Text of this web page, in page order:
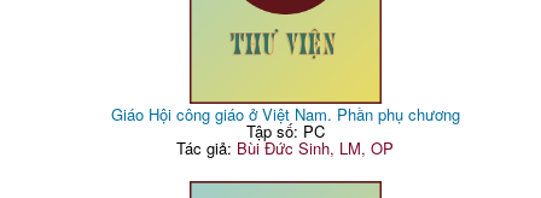
Giáo Hội công giáo ở Việt Nam. Phần phụ chương
Tập số: PC
Tác giả: Bùi Đức Sinh, LM, OP